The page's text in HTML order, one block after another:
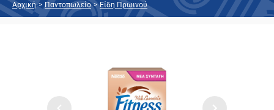
Αρχική > Παντοπωλείο > Είδη Πρωινού